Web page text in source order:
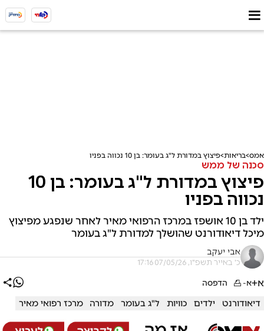
אמס בריאות פיצוץ במדורת ל"ג בעומר: בן 10 נכווה בפניו
סכנה של ממש
פיצוץ במדורת ל"ג בעומר: בן 10
נכווה בפניו
ילד בן 10 אושפז במרכז הרפואי מאיר לאחר שנפגע מפיצוץ
מיכל דיאודורנט שהושלך למדורת ל"ג בעומר
אבי יעקב
כ' באייר תשפ"ו, 07/05/26 17:16
א+א- הדפסה
דיאודורנט ילדים כוויות ל"ג בעומר מדורה מרכז רפואי מאיר